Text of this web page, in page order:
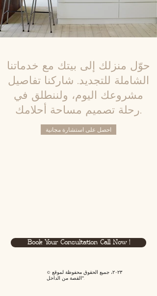
حوّل منزلك إلى بيتك مع خدماتنا
الشاملة للتجديد. شاركنا تفاصيل
مشروعك اليوم، ولننطلق في
رحلة تصميم مساحة أحلامك.
احصل على استشارة مجانية
Book Your Consultation Call Now !
© ٢٠٢٣، جميع الحقوق محفوظة لموقع
"القصة من الداخل".